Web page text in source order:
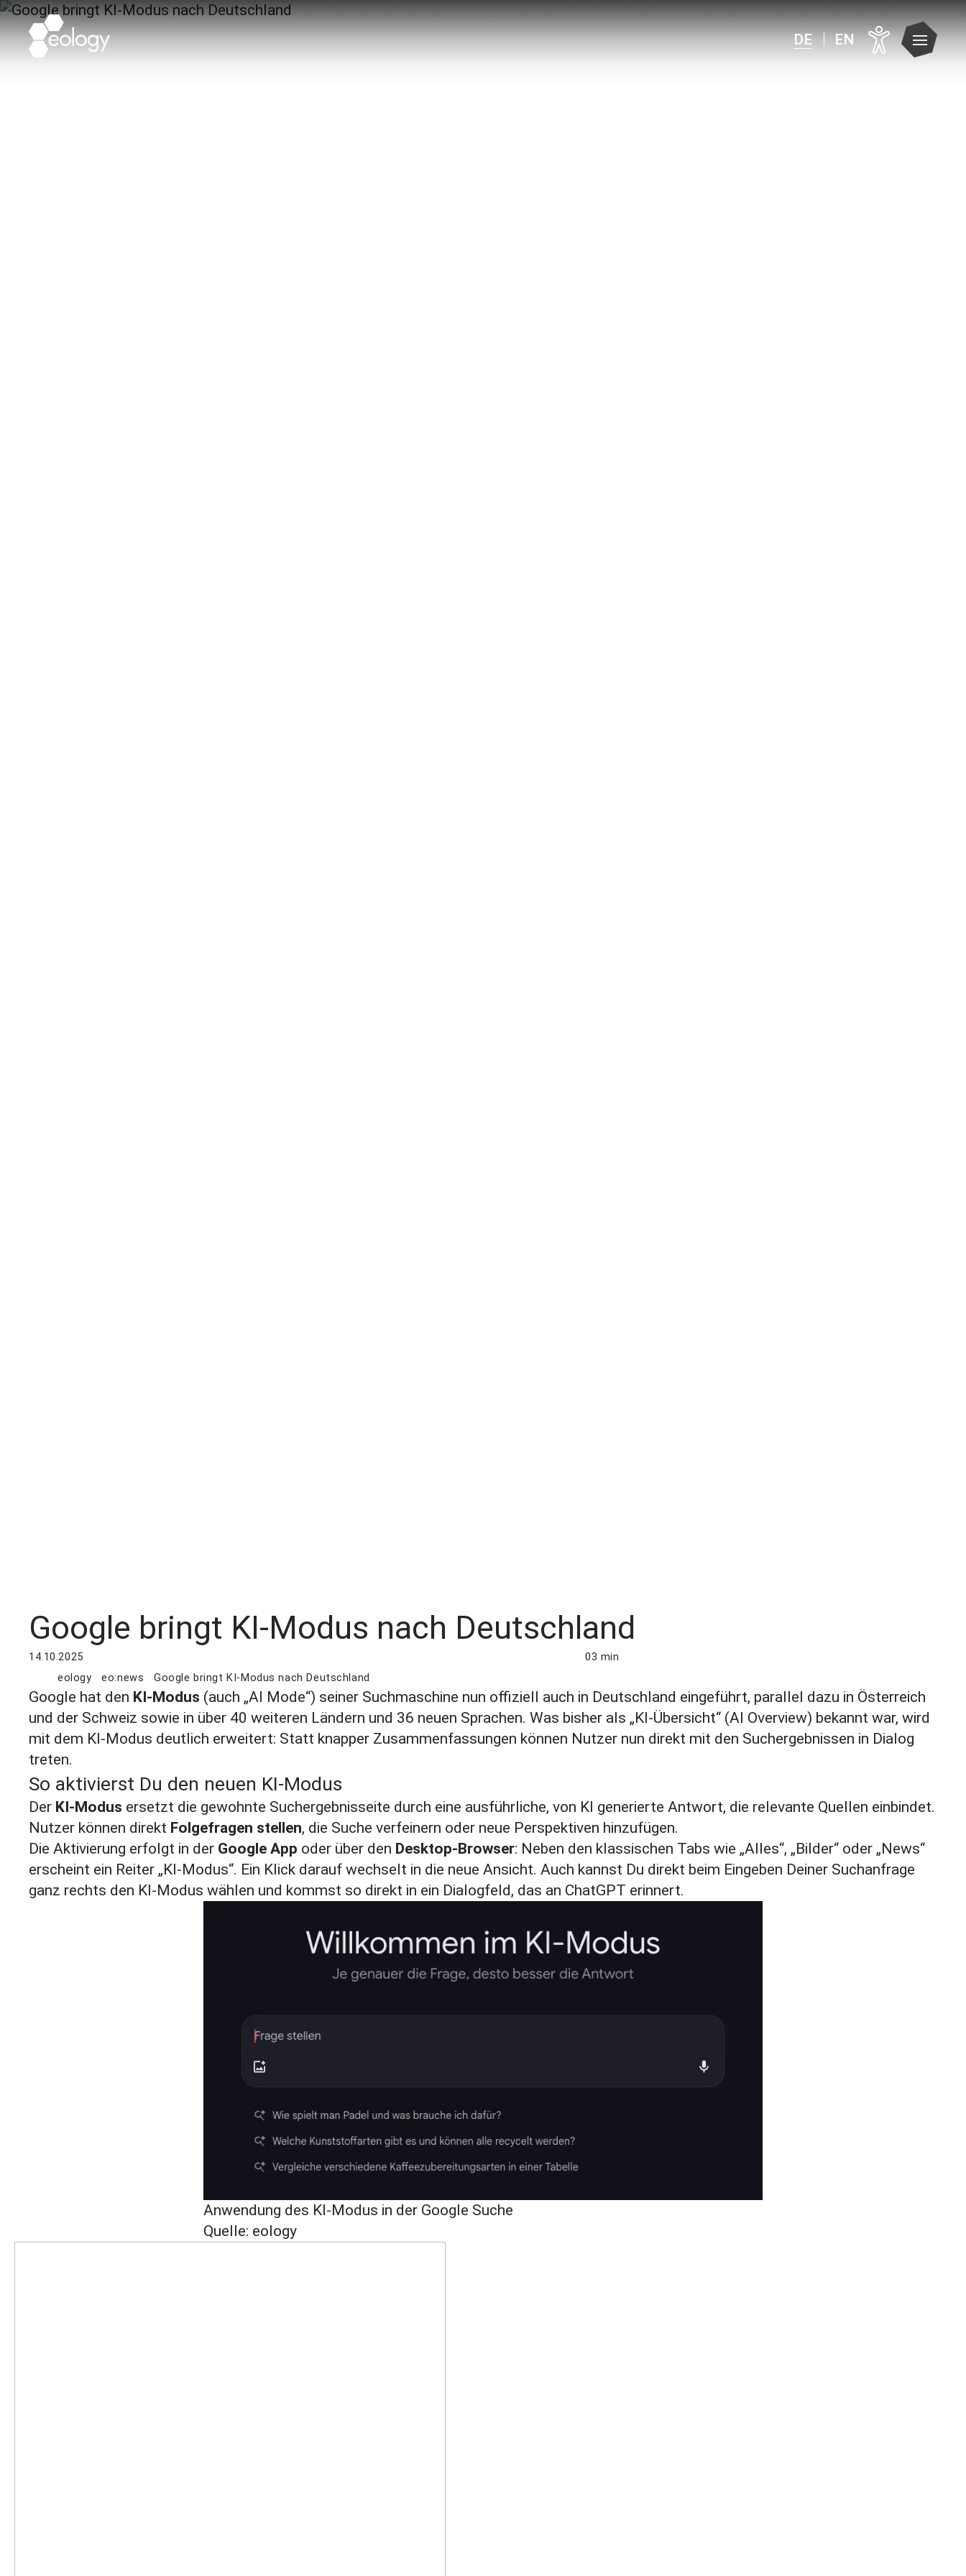
DE EN
Google bringt KI-Modus nach Deutschland
14.10.2025
03 min
eology
eo:news Google bringt KI-Modus nach Deutschland
Google hat den KI-Modus (auch „AI Mode“) seiner Suchmaschine nun offiziell auch in Deutschland eingeführt, parallel dazu in Österreich
und der Schweiz sowie in über 40 weiteren Ländern und 36 neuen Sprachen. Was bisher als „KI-Übersicht“ (AI Overview) bekannt war, wird
mit dem KI-Modus deutlich erweitert: Statt knapper Zusammenfassungen können Nutzer nun direkt mit den Suchergebnissen in Dialog
treten.
So aktivierst Du den neuen KI-Modus
Der KI-Modus ersetzt die gewohnte Suchergebnisseite durch eine ausführliche, von KI generierte Antwort, die relevante Quellen einbindet.
Nutzer können direkt Folgefragen stellen, die Suche verfeinern oder neue Perspektiven hinzufügen.
Die Aktivierung erfolgt in der Google App oder über den Desktop-Browser: Neben den klassischen Tabs wie „Alles“, „Bilder“ oder „News“
erscheint ein Reiter „KI-Modus“. Ein Klick darauf wechselt in die neue Ansicht. Auch kannst Du direkt beim Eingeben Deiner Suchanfrage
ganz rechts den KI-Modus wählen und kommst so direkt in ein Dialogfeld, das an ChatGPT erinnert.
Anwendung des KI-Modus in der Google Suche
Quelle: eology